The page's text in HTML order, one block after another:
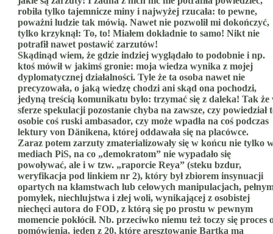
robiła tylko tajemnicze miny i najwyżej rzucała: to pewne,
poważni ludzie tak mówią. Nawet nie pozwolił mi dokończyć,
tylko krzyknął: To, to! Miałem dokładnie to samo! Nikt nie
potrafił nawet postawić zarzutów!
Skądinąd wiem, że gdzie indziej wyglądało to podobnie i np.
ktoś mówił w jakimś gronie: moja wiedza wynika z mojej
dyplomatycznej działalności. Tyle że ta osoba nawet nie
precyzowała, o jaką wiedzę chodzi ani skąd ona pochodzi,
jedyną treścią komunikatu było: trzymać się z daleka! Tak że
sferze spekulacji pozostanie chyba na zawsze, czy powiedział
osobie coś ruski ambasador, czy może wpadła na coś podczas
lektury von Dänikena, której oddawała się na placówce.
Zaraz potem zarzuty zmaterializowały się w końcu nie tylko
mediach PiS, na co „demokratom” nie wypadało się
powoływać, ale i w tzw. „raporcie Reya” (steku bzdur,
weryfikacja pod linkiem nr 2), który był zbiorem insynuacji
opartych na kłamstwach lub celowych manipulacjach,
pomyłek, niechlujstwa i złej woli, wynikającej z osobistej
niechęci autora do FOD, z którą się po prostu w pewnym
momencie pokłócił. Nb. przeciwko niemu też toczy się proces
pomówienia, jeden z 20, które aresztowanie Bartka ma